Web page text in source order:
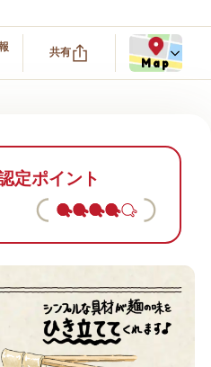
共有
Map
定ポイント